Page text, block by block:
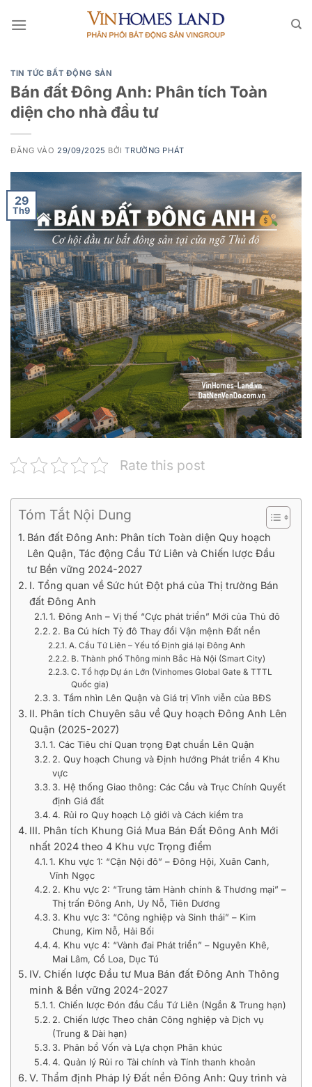
qua
TIN TỨC BẤT ĐỘNG SẢN
Bán đất Đông Anh: Phân tích Toàn
diện cho nhà đầu tư
ĐĂNG VÀO 29/09/2025 BỞITRƯỜNG PHÁT
29
Th9
Rate this post
Tóm Tắt Nội Dung
Bán đất Đông Anh: Phân tích Toàn diện Quy hoạch
Lên Quận, Tác động Cầu Tứ Liên và Chiến lược Đầu
tư Bền vững 2024-2027
I. Tổng quan về Sức hút Đột phá của Thị trường Bán
đất Đông Anh
1. Đông Anh – Vị thế “Cực phát triển” Mới của Thủ đô
2. Ba Cú hích Tỷ đô Thay đổi Vận mệnh Đất nền
A. Cầu Tứ Liên – Yếu tố Định giá lại Đông Anh
B. Thành phố Thông minh Bắc Hà Nội (Smart City)
C. Tổ hợp Dự án Lớn (Vinhomes Global Gate & TTTL
Quốc gia)
3. Tầm nhìn Lên Quận và Giá trị Vĩnh viễn của BĐS
II. Phân tích Chuyên sâu về Quy hoạch Đông Anh Lên
Quận (2025-2027)
1. Các Tiêu chí Quan trọng Đạt chuẩn Lên Quận
2. Quy hoạch Chung và Định hướng Phát triển 4 Khu
vực
3. Hệ thống Giao thông: Các Cầu và Trục Chính Quyết
định Giá đất
4. Rủi ro Quy hoạch Lộ giới và Cách kiểm tra
III. Phân tích Khung Giá Mua Bán Đất Đông Anh Mới
nhất 2024 theo 4 Khu vực Trọng điểm
1. Khu vực 1: “Cận Nội đô” – Đông Hội, Xuân Canh,
Vĩnh Ngọc
2. Khu vực 2: “Trung tâm Hành chính & Thương mại” –
Thị trấn Đông Anh, Uy Nỗ, Tiên Dương
3. Khu vực 3: “Công nghiệp và Sinh thái” – Kim
Chung, Kim Nỗ, Hải Bối
4. Khu vực 4: “Vành đai Phát triển” – Nguyên Khê,
Mai Lâm, Cổ Loa, Dục Tú
IV. Chiến lược Đầu tư Mua Bán đất Đông Anh Thông
minh & Bền vững 2024-2027
1. Chiến lược Đón đầu Cầu Tứ Liên (Ngắn & Trung hạn)
2. Chiến lược Theo chân Công nghiệp và Dịch vụ
(Trung & Dài hạn)
3. Phân bổ Vốn và Lựa chọn Phân khúc
4. Quản lý Rủi ro Tài chính và Tính thanh khoản
V. Thẩm định Pháp lý Đất nền Đông Anh: Quy trình và